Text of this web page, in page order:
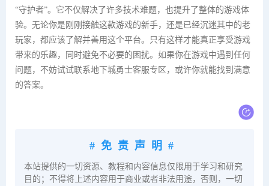
“守护者”。它不仅解决了许多技术难题，也提升了整体的游戏体
验。无论你是刚刚接触这款游戏的新手，还是已经沉迷其中的老
玩家，都应该了解并善用这个平台。只有这样才能真正享受游戏
带来的乐趣，同时避免不必要的困扰。如果你在游戏中遇到任何
问题，不妨试试联系地下城勇士客服专区，或许你就能找到满意
的答案。
#免责声明#
本站提供的一切资源、教程和内容信息仅限用于学习和研究
目的；不得将上述内容用于商业或者非法用途，否则，一切